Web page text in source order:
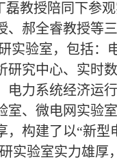
磊教授陪同下参
郝全睿教授等
实验室，包括
究中心、实时
力系统经济运
、微电网实验
构建了以“新型
实验室实力雄